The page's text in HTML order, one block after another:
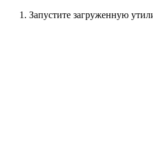
Запустите загруженную